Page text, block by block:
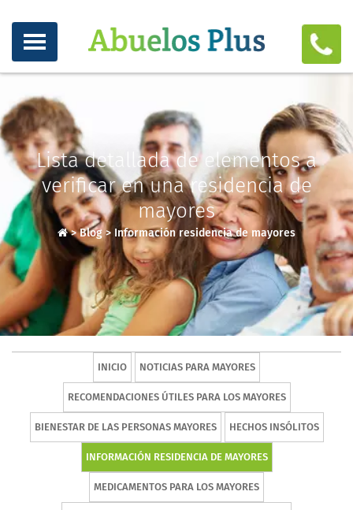
Lista detallada de elementos a
verificar en una residencia de
mayores
>Blog>Información residencia de mayores
INICIO NOTICIAS PARA MAYORES
RECOMENDACIONES ÚTILES PARA LOS MAYORES
BIENESTAR DE LAS PERSONAS MAYORES HECHOS INSÓLITOS
INFORMACIÓN RESIDENCIA DE MAYORES
MEDICAMENTOS PARA LOS MAYORES